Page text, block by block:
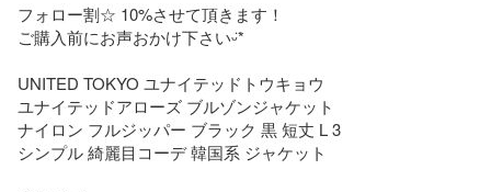
フォロー割☆ 10%させて頂きます！
ご購入前にお声おかけ下さいᵕ̈*
UNITED TOKYO ユナイテッドトウキョウ
ユナイテッドアローズ ブルゾンジャケット
ナイロン フルジッパー ブラック 黒 短丈 L 3
シンプル 綺麗目コーデ 韓国系 ジャケット